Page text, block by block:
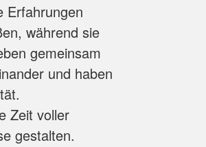
Erfahrungen
während sie
gemeinsam
und haben
Zeit voller
gestalten.